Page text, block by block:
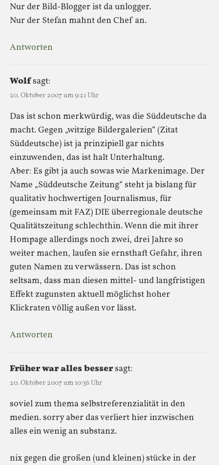
Nur der Bild-Blogger ist da unlogger.
Nur der Stefan mahnt den Chef an.
Antworten
Wolfsagt:
20. Oktober 2007 um 9:21 Uhr
Das ist schon merkwürdig, was die Süddeutsche da
macht. Gegen „witzige Bildergalerien“ (Zitat
Süddeutsche) ist ja prinzipiell gar nichts
einzuwenden, das ist halt Unterhaltung.
Aber: Es gibt ja auch sowas wie Markenimage. Der
Name „Süddeutsche Zeitung“ steht ja bislang für
qualitativ hochwertigen Journalismus, für
(gemeinsam mit FAZ) DIE überregionale deutsche
Qualitätszeitung schlechthin. Wenn die mit ihrer
Hompage allerdings noch zwei, drei Jahre so
weiter machen, laufen sie ernsthaft Gefahr, ihren
guten Namen zu verwässern. Das ist schon
seltsam, dass man diesen mittel- und langfristigen
Effekt zugunsten aktuell möglichst hoher
Klickraten völlig außen vor lässt.
Antworten
Früher war alles bessersagt:
20. Oktober 2007 um 10:36 Uhr
soviel zum thema selbstreferenzialität in den
medien. sorry aber das verliert hier inzwischen
alles ein wenig an substanz.
nix gegen die großen (und kleinen) stücke in der